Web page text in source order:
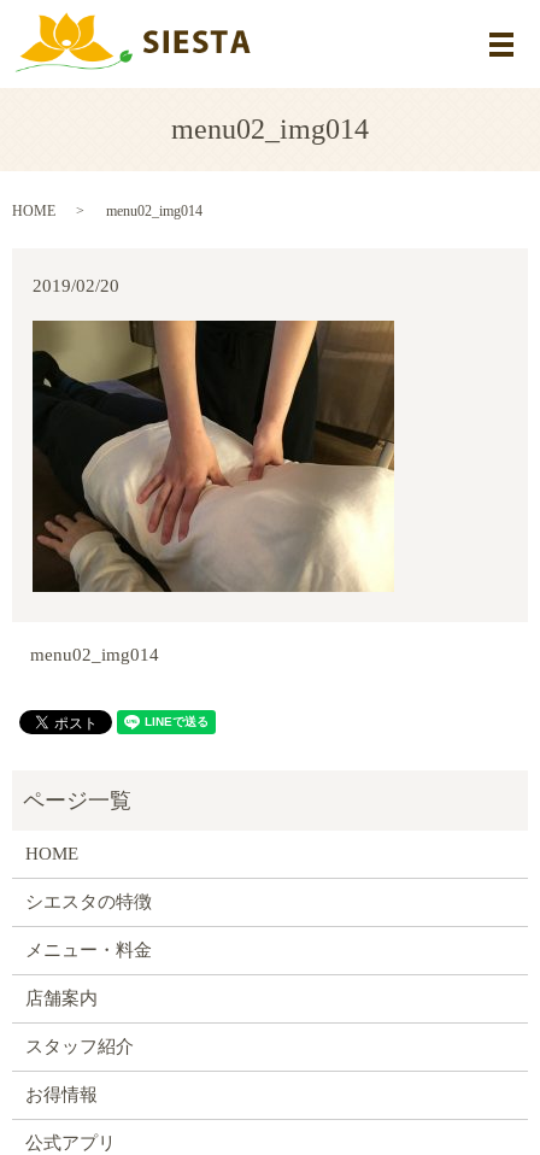
メ
menu02_img014
HOME menu02_img014
2019/02/20
menu02_img014
HOME
シエスタの特徴
メニュー・料金
店舗案内
スタッフ紹介
お得情報
公式アプリ